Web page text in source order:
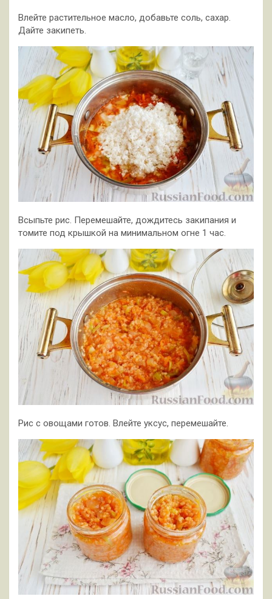
Влейте растительное масло, добавьте соль, сахар.
Дайте закипеть.
Всыпьте рис. Перемешайте, дождитесь закипания и
томите под крышкой на минимальном огне 1 час.
Рис с овощами готов. Влейте уксус, перемешайте.